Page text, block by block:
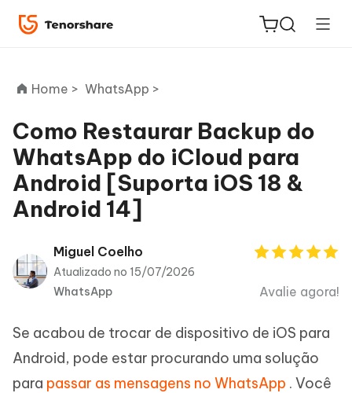
ReiBoot
for iOS
PDNob
PDF
Editor
Home > WhatsApp >
Como Restaurar Backup do
WhatsApp do iCloud para
Android [Suporta iOS 18 &
Android 14]
Miguel Coelho
Atualizado no 15/07/2026
WhatsApp
Avalie agora!
Se acabou de trocar de dispositivo de iOS para
Android, pode estar procurando uma solução
para passar as mensagens no WhatsApp . Você